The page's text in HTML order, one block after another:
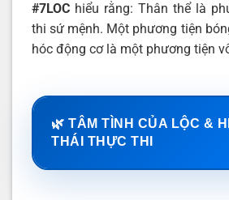
#7LOC hiểu rằng: Thân thể là
thi sứ mệnh. Một phương tiện
hóc động cơ là một phương tiện
🌿 TÂM TÌNH CỦA LỘC &
THÁI THỰC THI